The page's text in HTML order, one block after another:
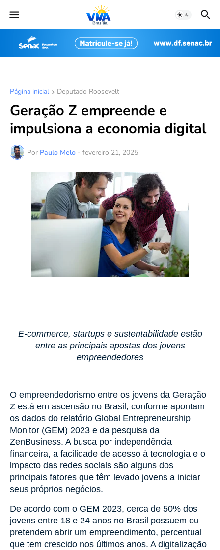
Página inicial Deputado Roosevelt
Geração Z empreende e
impulsiona a economia digital
Por Paulo Melo - fevereiro 21, 2025
E-commerce, startups e sustentabilidade estão
entre as principais apostas dos jovens
empreendedores
O empreendedorismo entre os jovens da Geração
Z está em ascensão no Brasil, conforme apontam
os dados do relatório Global Entrepreneurship
Monitor (GEM) 2023 e da pesquisa da
ZenBusiness. A busca por independência
financeira, a facilidade de acesso à tecnologia e o
impacto das redes sociais são alguns dos
principais fatores que têm levado jovens a iniciar
seus próprios negócios.
De acordo com o GEM 2023, cerca de 50% dos
jovens entre 18 e 24 anos no Brasil possuem ou
pretendem abrir um empreendimento, percentual
que tem crescido nos últimos anos. A digitalização